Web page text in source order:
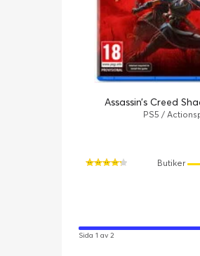
Assassin’s Creed
PS5 /
Butiker
Sida 1 av 2